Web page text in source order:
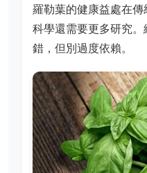
羅勒葉的健康益處在
科學還需要更多研究
錯，但別過度依賴。